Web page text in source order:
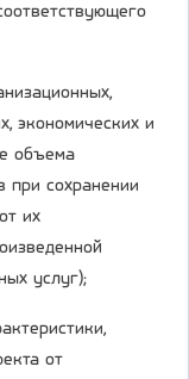
экономических и
объема
при сохранении
их
услуг);
от